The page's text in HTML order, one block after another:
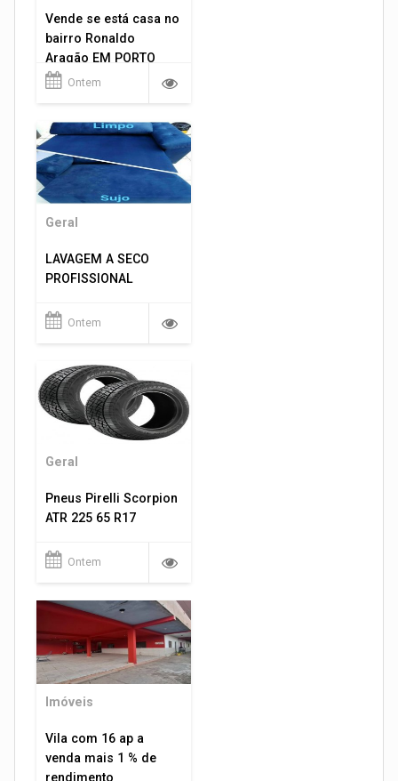
Vende se está casa no
bairro Ronaldo
Aragão EM PORTO
VELHO RO.
Ontem
Geral
LAVAGEM A SECO
PROFISSIONAL
Ontem
Geral
Pneus Pirelli Scorpion
ATR 225 65 R17
Ontem
Imóveis
Vila com 16 ap a
venda mais 1 % de
rendimento